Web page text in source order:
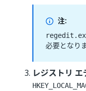
注:
必要となり
レジストリ エ